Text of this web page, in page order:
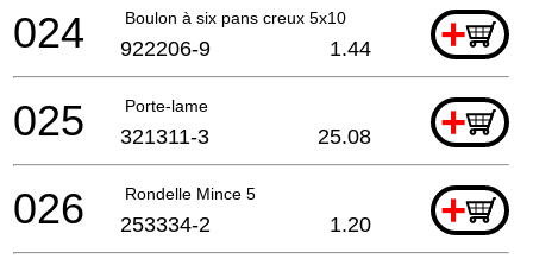
Boulon à six pans creux 5x10 +
024 922206-9 1.44
Porte-lame +
025 321311-3 25.08
Rondelle Mince 5 +
026 253334-2 1.20